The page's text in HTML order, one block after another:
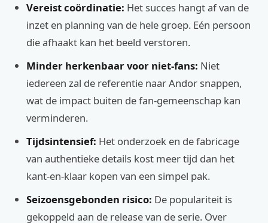
Vereist coördinatie: Het succes hangt af van de
inzet en planning van de hele groep. Eén persoon
die afhaakt kan het beeld verstoren.
Minder herkenbaar voor niet-fans: Niet
iedereen zal de referentie naar Andor snappen,
wat de impact buiten de fan-gemeenschap kan
verminderen.
Tijdsintensief: Het onderzoek en de fabricage
van authentieke details kost meer tijd dan het
kant-en-klaar kopen van een simpel pak.
Seizoensgebonden risico: De populariteit is
gekoppeld aan de release van de serie. Over